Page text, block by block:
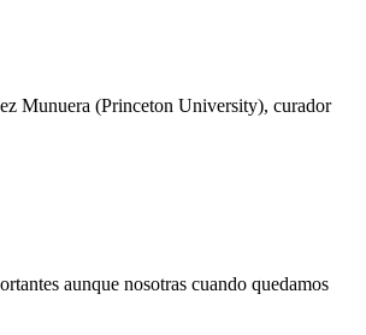
Munuera (Princeton University), curador
aunque nosotras cuando quedamos